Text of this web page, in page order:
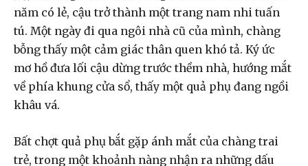
năm có lẻ, cậu trở thành một trang nam nhi tuấn
tú. Một ngày đi qua ngôi nhà cũ của mình, chàng
bỗng thấy một cảm giác thân quen khó tả. Ký ức
mơ hồ đưa lối cậu dừng trước thềm nhà, hướng mắt
về phía khung cửa sổ, thấy một quả phụ đang ngồi
khâu vá.
Bất chợt quả phụ bắt gặp ánh mắt của chàng trai
trẻ, trong một khoảnh nàng nhận ra những dấu